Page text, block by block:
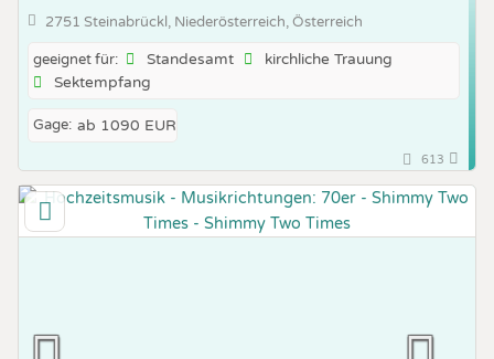
Tag2751 Steinabrückl, Niederösterreich, Österreich
geeignet für: Standesamt
kirchliche Trauung
Sektempfang
Gage: ab 1090 EUR
613